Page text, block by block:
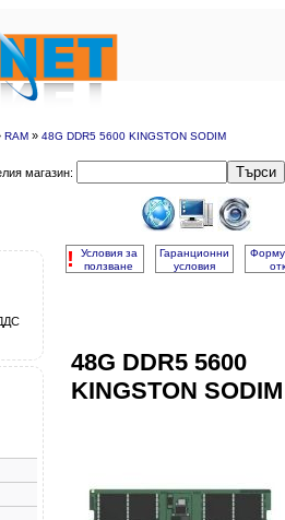
RAM » 48G DDR5 5600 KINGSTON SODIM
магазин: Търси
!
Условия за
ползване
Гаранционни
условия
48G DDR5 5600
KINGSTON SODIM